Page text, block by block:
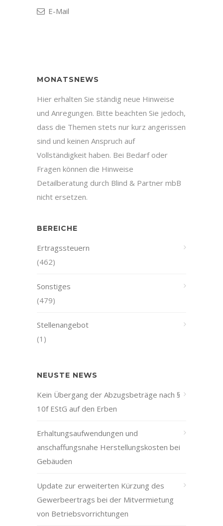
E-Mail
MONATSNEWS
Hier erhalten Sie ständig neue Hinweise
und Anregungen. Bitte beachten Sie jedoch,
dass die Themen stets nur kurz angerissen
sind und keinen Anspruch auf
Vollständigkeit haben. Bei Bedarf oder
Fragen können die Hinweise
Detailberatung durch Blind & Partner mbB
nicht ersetzen.
BEREICHE
Ertragssteuern
(462)
Sonstiges
(479)
Stellenangebot
(1)
NEUSTE NEWS
Kein Übergang der Abzugsbeträge nach §
10f EStG auf den Erben
Erhaltungsaufwendungen und
anschaffungsnahe Herstellungskosten bei
Gebäuden
Update zur erweiterten Kürzung des
Gewerbeertrags bei der Mitvermietung
von Betriebsvorrichtungen